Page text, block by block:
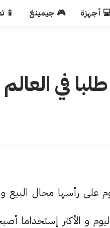
أجهزة 🎮 جيمينغ 📱
في
على رأسها مجال البيع
و الأكثر إستخداما